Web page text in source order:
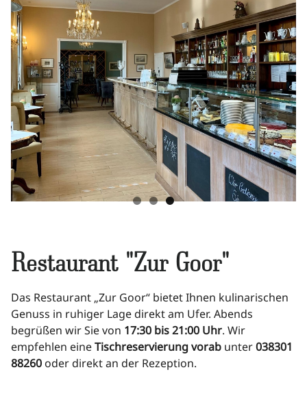
Fürstlich Feiern
Charmant Tagen
Romantisch Heiraten
Kulinarik
Aktiv sein
Kultur erleben
Restaurant "Zur Goor"
Das Restaurant „Zur Goor“ bietet Ihnen kulinarischen
Genuss in ruhiger Lage direkt am Ufer. Abends
begrüßen wir Sie von 17:30 bis 21:00 Uhr. Wir
empfehlen eineTischreservierung vorab unter038301
88260 oder direkt an der Rezeption.